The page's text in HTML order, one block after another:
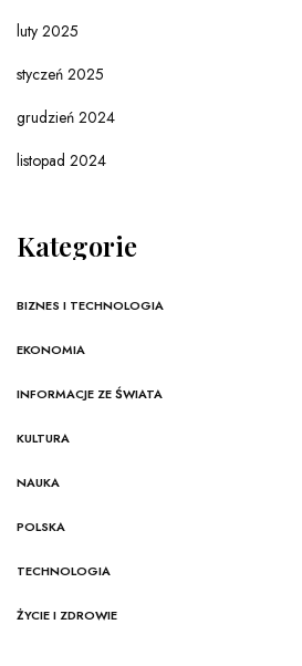
luty 2025
styczeń 2025
grudzień 2024
listopad 2024
Kategorie
BIZNES I TECHNOLOGIA
EKONOMIA
INFORMACJE ZE ŚWIATA
KULTURA
NAUKA
POLSKA
TECHNOLOGIA
ŻYCIE I ZDROWIE